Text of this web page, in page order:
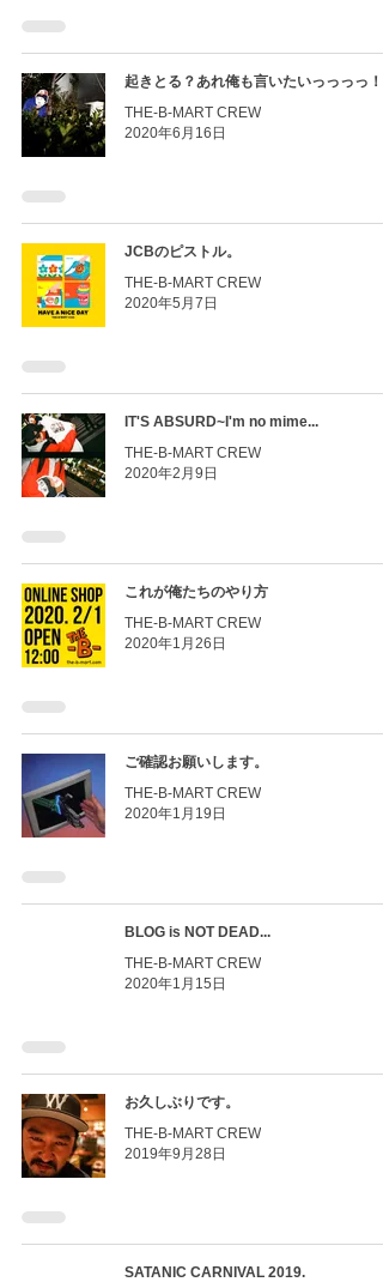
起きとる？あれ俺も言いたいっっっっ！
THE-B-MART CREW
2020年6月16日
JCBのピストル。
THE-B-MART CREW
2020年5月7日
IT'S ABSURD~I'm no mime...
THE-B-MART CREW
2020年2月9日
これが俺たちのやり方
THE-B-MART CREW
2020年1月26日
ご確認お願いします。
THE-B-MART CREW
2020年1月19日
BLOG is NOT DEAD...
THE-B-MART CREW
2020年1月15日
お久しぶりです。
THE-B-MART CREW
2019年9月28日
SATANIC CARNIVAL 2019.